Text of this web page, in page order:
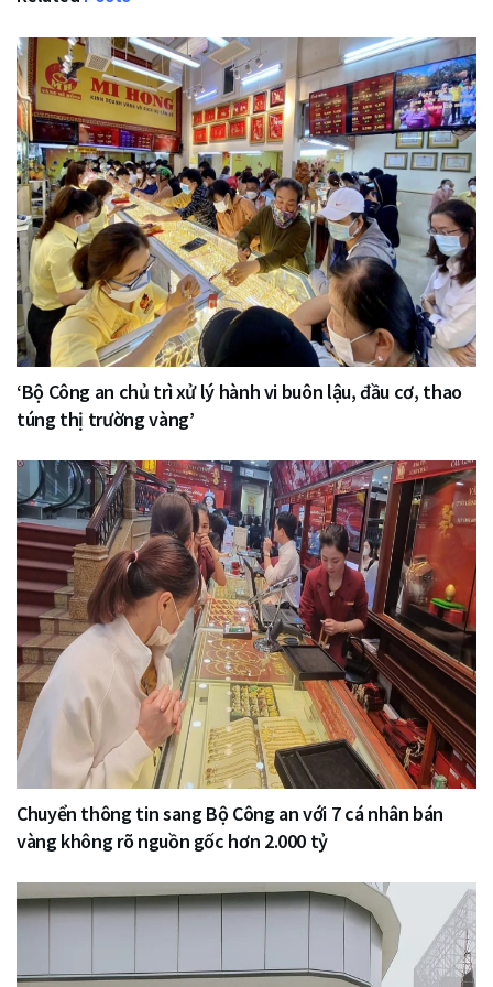
‘Bộ Công an chủ trì xử lý hành vi buôn lậu, đầu cơ, thao
túng thị trường vàng’
Chuyển thông tin sang Bộ Công an với 7 cá nhân bán
vàng không rõ nguồn gốc hơn 2.000 tỷ